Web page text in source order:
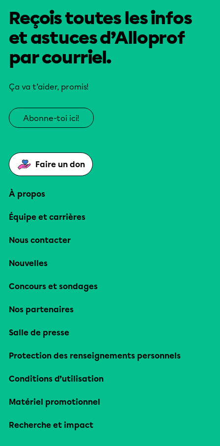
Reçois toutes les infos
et astuces d’Alloprof
par courriel.
Ça va t’aider, promis!
Abonne-toi ici!
Faire un don
À propos
Équipe et carrières
Nous contacter
Nouvelles
Concours et sondages
Nos partenaires
Salle de presse
Protection des renseignements personnels
Conditions d’utilisation
Matériel promotionnel
Recherche et impact